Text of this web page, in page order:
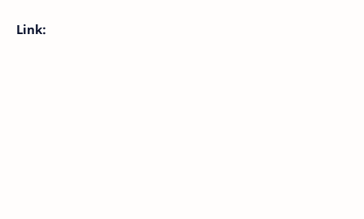
Link: